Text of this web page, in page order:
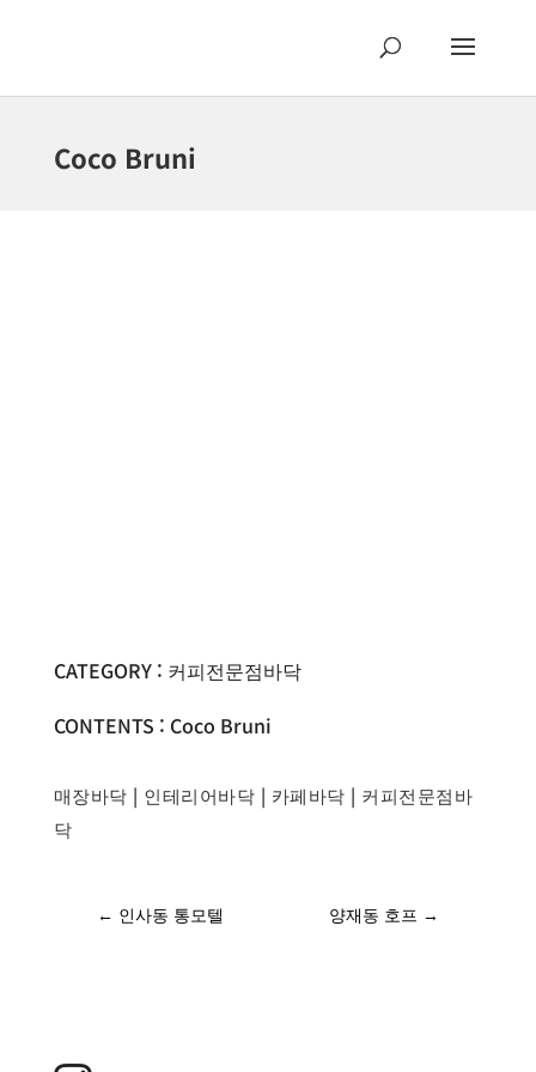
Coco Bruni
CATEGORY : 커피전문점바닥
CONTENTS : Coco Bruni
매장바닥 | 인테리어바닥 | 카페바닥 | 커피전문점바
닥
← 인사동 통모텔 양재동 호프 →